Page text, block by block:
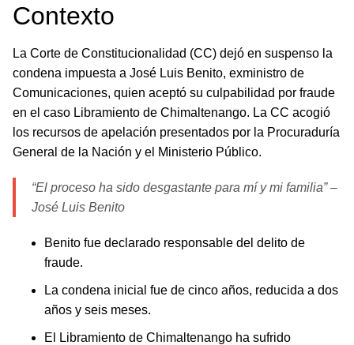
Contexto
La Corte de Constitucionalidad (CC) dejó en suspenso la
condena impuesta a José Luis Benito, exministro de
Comunicaciones, quien aceptó su culpabilidad por fraude
en el caso Libramiento de Chimaltenango. La CC acogió
los recursos de apelación presentados por la Procuraduría
General de la Nación y el Ministerio Público.
“El proceso ha sido desgastante para mí y mi familia” –
José Luis Benito
Benito fue declarado responsable del delito de
fraude.
La condena inicial fue de cinco años, reducida a dos
años y seis meses.
El Libramiento de Chimaltenango ha sufrido